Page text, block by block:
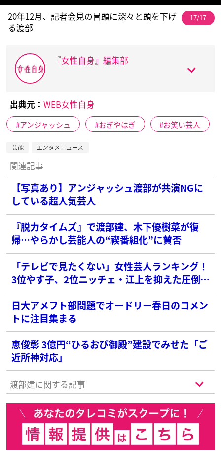
20年12月、記者会見の冒頭に深々と頭を下げ
る渡部
17/17
『女性自身』編集部
出典元： WEB女性自身
アンジャッシュ おぎやはぎ お笑い芸人
芸能 エンタメニュース
関連記事
【写真あり】アンジャッシュ渡部が共演NGに
している超人気芸人
『脱力タイムズ』で渡部建、木下優樹菜が復
帰…やらかし芸能人の“禊番組化”に賛否
「テレビで見たくない」女性芸人ランキング！
3位やす子、2位ニッチェ・江上を抑えた圧倒的
な1位は？
日大アメフト部問題でオードリー春日のコメン
トに注目集まる
恵俊彰 3億円“ひるおび御殿”建設でみせた「ご
近所神対応」
渡部建に関する記事